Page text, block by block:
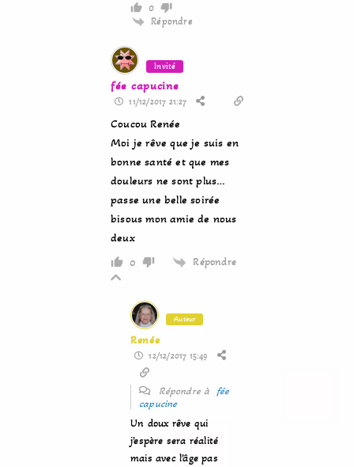
0
Répondre
Invité
fée capucine
11/12/2017 21:27
Coucou Renée
Moi je rêve que je suis en
bonne santé et que mes
douleurs ne sont plus…
passe une belle soirée
bisous mon amie de nous
deux
0 Répondre
Auteur
Renée
12/12/2017 15:49
Répondre à fée
capucine
Un doux rêve qui
j’espère sera réalité
mais avec l’âge pas